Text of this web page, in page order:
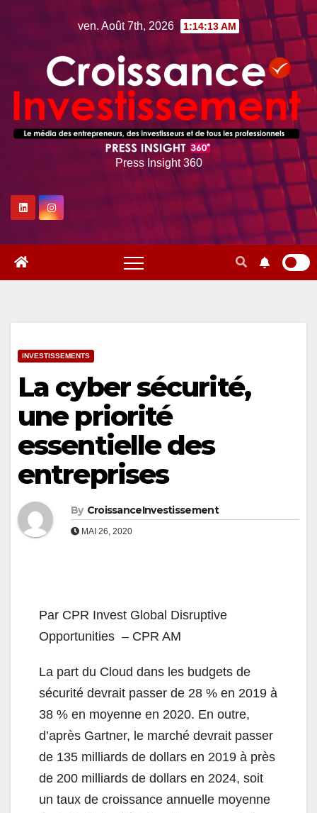
ven. Août 7th, 2026 1:14:14 AM
Press Insight 360
INVESTISSEMENTS
La cyber sécurité,
une priorité
essentielle des
entreprises
By CroissanceInvestissement
MAI 26, 2020
Par CPR Invest Global Disruptive
Opportunities – CPR AM
La part du Cloud dans les budgets de
sécurité devrait passer de 28 % en 2019 à
38 % en moyenne en 2020. En outre,
d’après Gartner, le marché devrait passer
de 135 milliards de dollars en 2019 à près
de 200 milliards de dollars en 2024, soit
un taux de croissance annuelle moyenne